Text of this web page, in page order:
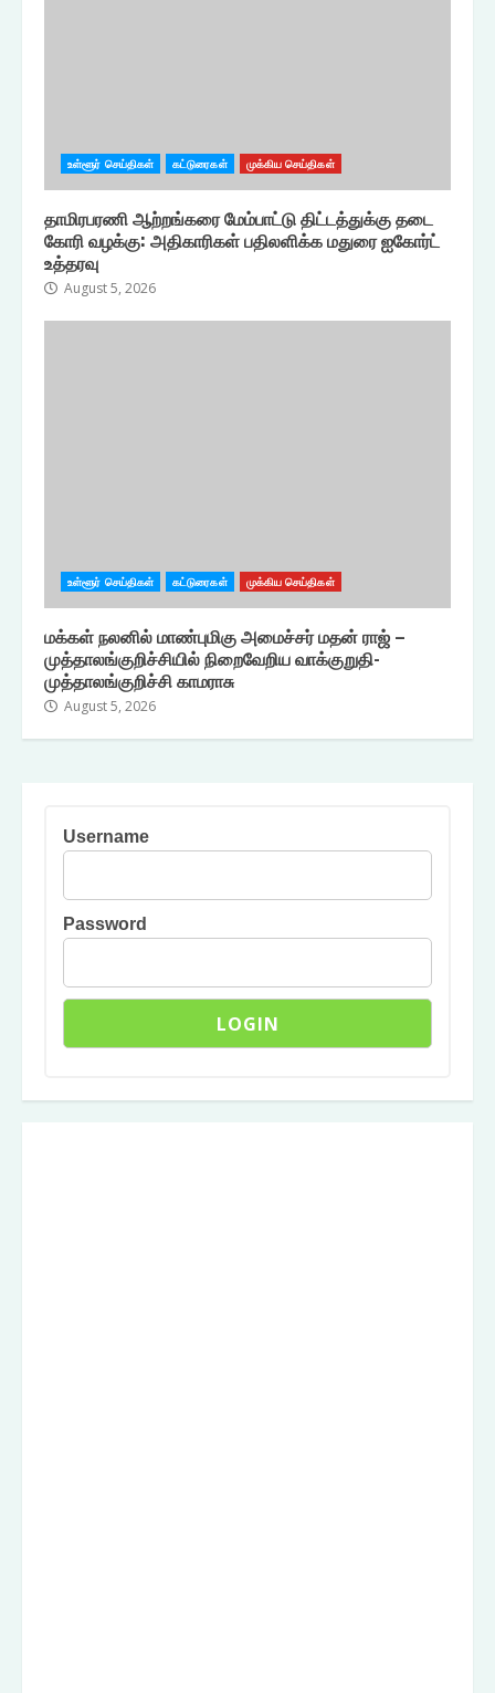
உள்ளூர் செய்திகள் கட்டுரைகள் முக்கிய செய்திகள்
தாமிரபரணி ஆற்றங்கரை மேம்பாட்டு திட்டத்துக்கு தடை
கோரி வழக்கு: அதிகாரிகள் பதிலளிக்க மதுரை ஐகோர்ட்
உத்தரவு
August 5, 2026
உள்ளூர் செய்திகள் கட்டுரைகள் முக்கிய செய்திகள்
மக்கள் நலனில் மாண்புமிகு அமைச்சர் மதன் ராஜ் –
முத்தாலங்குறிச்சியில் நிறைவேறிய வாக்குறுதி-
முத்தாலங்குறிச்சி காமராசு
August 5, 2026
Username
Password